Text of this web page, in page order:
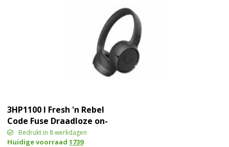
3HP1100 I Fresh 'n Rebel
Code Fuse Draadloze on-
ear koptelefoon
Bedrukt in 8 werkdagen
Huidige voorraad1739